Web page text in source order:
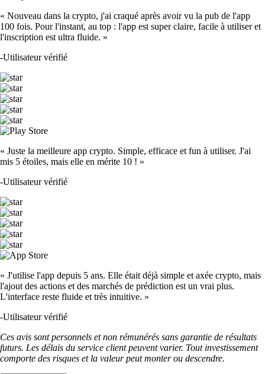
« Nouveau dans la crypto, j'ai craqué après avoir vu la pub de l'app
100 fois. Pour l'instant, au top : l'app est super claire, facile à utiliser et
l'inscription est ultra fluide. »
-Utilisateur vérifié
« Juste la meilleure app crypto. Simple, efficace et fun à utiliser. J'ai
mis 5 étoiles, mais elle en mérite 10 ! »
-Utilisateur vérifié
« J'utilise l'app depuis 5 ans. Elle était déjà simple et axée crypto, mais
l'ajout des actions et des marchés de prédiction est un vrai plus.
L'interface reste fluide et très intuitive. »
-Utilisateur vérifié
Ces avis sont personnels et non rémunérés sans garantie de résultats
futurs. Les délais du service client peuvent varier. Tout investissement
comporte des risques et la valeur peut monter ou descendre.